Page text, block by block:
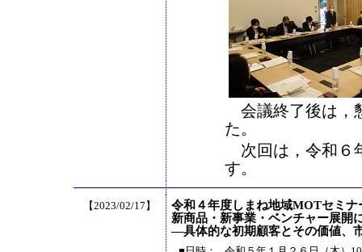
会議終了後は，
た。
次回は，令和６
す。
【2023/02/17】
令和４年度しまね地域MOTセミナ
新商品・新事業・ベンチャー展開
―具体的な初期顧客とその価値、